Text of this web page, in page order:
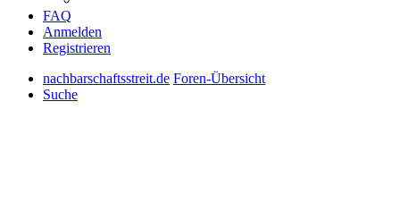
FAQ
Anmelden
Registrieren
nachbarschaftsstreit.de Foren-Übersicht
Suche